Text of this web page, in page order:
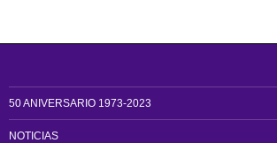
50 ANIVERSARIO 1973-2023
NOTICIAS